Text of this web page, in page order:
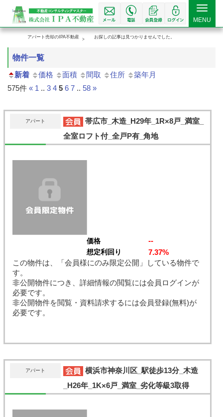
Toggle
MENU
アパート売却のIPA不動産 お探しの記事は見つかりませんでした。
物件一覧
新着
価格 面積 間取 住所
築年月
575件 « 1 .. 3 4 5 6 7 .. 58 »
アパート
帯広市_木造_H29年_1R×8戸_満室_
全室ロフト付_全戸P有_角地
価格 --
想定利回り
7.37%
この物件は、「会員様にのみ限定公開」している物件で
す。
非公開物件につき、詳細情報の閲覧には会員ログインが
必要です。
非公開物件を閲覧・資料請求するには会員登録(無料)が
必要です。
アパート
横浜市神奈川区_駅徒歩13分_木造
_H26年_1K×6戸_満室_劣化等級3取得